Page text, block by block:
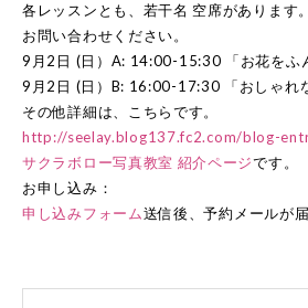
各レッスンとも、若干名 空席があります。
お問い合わせください。
9月2日 (日）A: 14:00-15:30 「お花をふ
9月2日 (日）B: 16:00-17:30 「おしゃれ
その他詳細は、こちらです。
http://seelay.blog137.fc2.com/blog-
サクラボロー写真教室 紹介ページです。
お申し込み：
申し込みフォーム送信後、予約メールが届